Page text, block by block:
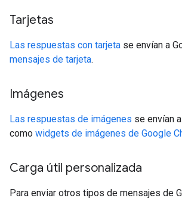
Tarjetas
Las respuestas con tarjeta se envían a
mensajes de tarjeta.
Imágenes
Las respuestas de imágenes se envían
como widgets de imágenes de Google
Carga útil personalizada
Para enviar otros tipos de mensajes de